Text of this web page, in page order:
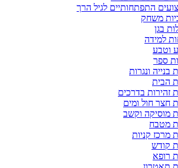
התפתחותיים לגיל הרך
משחק
בגן
למידה
וטבע
ספר
בנייה ונגרות
הבית
זהירות בדרכים
חצר חול ומים
מוסיקה וקשב
מטבח
מרכז קניות
קודש
רופא